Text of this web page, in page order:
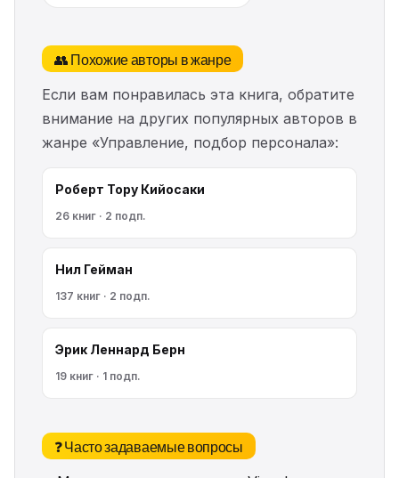
👥 Похожие авторы в жанре
Если вам понравилась эта книга, обратите
внимание на других популярных авторов в
жанре «Управление, подбор персонала»:
Роберт Тору Кийосаки
26 книг · 2 подп.
Нил Гейман
137 книг · 2 подп.
Эрик Леннард Берн
19 книг · 1 подп.
❓ Часто задаваемые вопросы